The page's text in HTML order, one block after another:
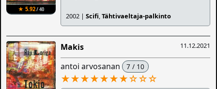
★ 5.92/ 40
2002 |Scifi,Tähtivaeltaja-palkinto
11.12.2021
Makis
antoi arvosanan 7 / 10
★★★★★★★☆☆☆